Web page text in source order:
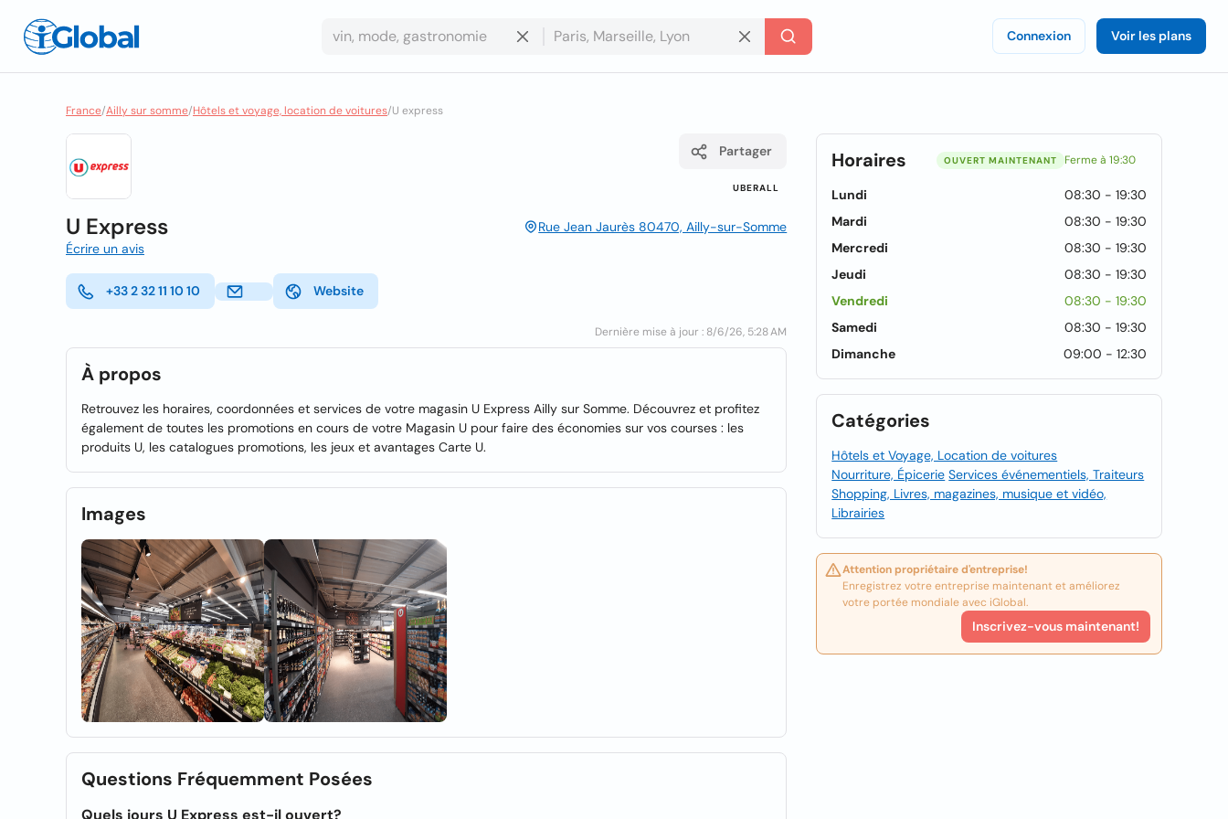
Connexion Voir les plans
France/Ailly sur somme/Hôtels et voyage, location de voitures/U express
UBERALL
Partager
U Express
Rue Jean Jaurès 80470, Ailly-sur-Somme
Écrire un avis
+33 2 32 11 10 10 Website
Dernière mise à jour : 8/6/26, 5:28 AM
À propos
Retrouvez les horaires, coordonnées et services de votre magasin U Express Ailly sur Somme. Découvrez et profitez
également de toutes les promotions en cours de votre Magasin U pour faire des économies sur vos courses : les
produits U, les catalogues promotions, les jeux et avantages Carte U.
Images
Questions Fréquemment Posées
Quels jours U Express est-il ouvert?
Horaires OUVERT MAINTENANT Ferme à 19:30
Lundi
08:30 - 19:30
Mardi
08:30 - 19:30
Mercredi
08:30 - 19:30
Jeudi
08:30 - 19:30
Vendredi
08:30 - 19:30
Samedi
08:30 - 19:30
Dimanche
09:00 - 12:30
Catégories
Hôtels et Voyage, Location de voitures
Nourriture, Épicerie Services événementiels, Traiteurs
Shopping, Livres, magazines, musique et vidéo,
Librairies
Attention propriétaire d'entreprise!
Enregistrez votre entreprise maintenant et améliorez
votre portée mondiale avec iGlobal.
Inscrivez-vous maintenant!